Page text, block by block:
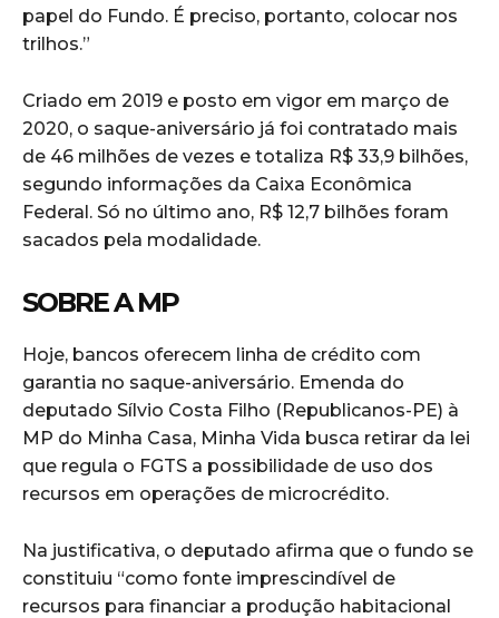
papel do Fundo. É preciso, portanto, colocar nos
trilhos.”
Criado em 2019 e posto em vigor em março de
2020, o saque-aniversário já foi contratado mais
de 46 milhões de vezes e totaliza R$ 33,9 bilhões,
segundo informações da Caixa Econômica
Federal. Só no último ano, R$ 12,7 bilhões foram
sacados pela modalidade.
SOBRE A MP
Hoje, bancos oferecem linha de crédito com
garantia no saque-aniversário. Emenda do
deputado Sílvio Costa Filho (Republicanos-PE) à
MP do Minha Casa, Minha Vida busca retirar da lei
que regula o FGTS a possibilidade de uso dos
recursos em operações de microcrédito.
Na justificativa, o deputado afirma que o fundo se
constituiu “como fonte imprescindível de
recursos para financiar a produção habitacional